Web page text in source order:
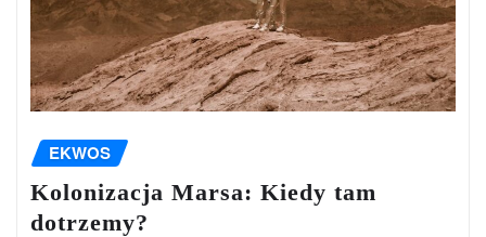
EKWOS
Kolonizacja Marsa: Kiedy tam
dotrzemy?